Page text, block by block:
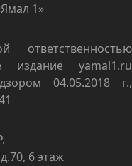
1»
ответственностью
издание yamal1.ru
04.05.2018 г.,
6 этаж